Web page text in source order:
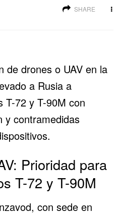
SHARE
de drones o UAV en la
a Rusia a
T-72 y T-90M con
y contramedidas
Prioridad para
T-72 y T-90M
con sede en